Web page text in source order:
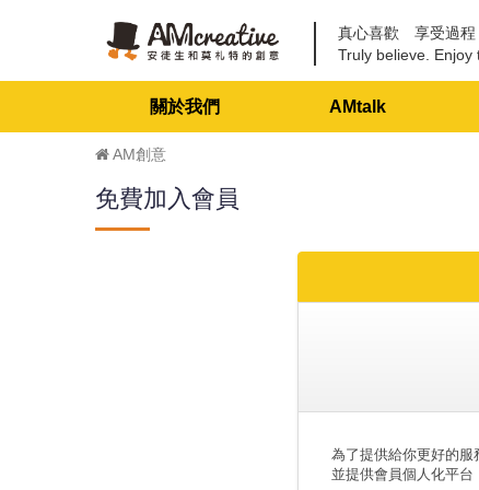
真心喜歡 享受過
Truly believe. Enjoy
關於我們 AMtalk
AM創意
免費加入會員
為了提供給你更好的服
並提供會員個人化平台